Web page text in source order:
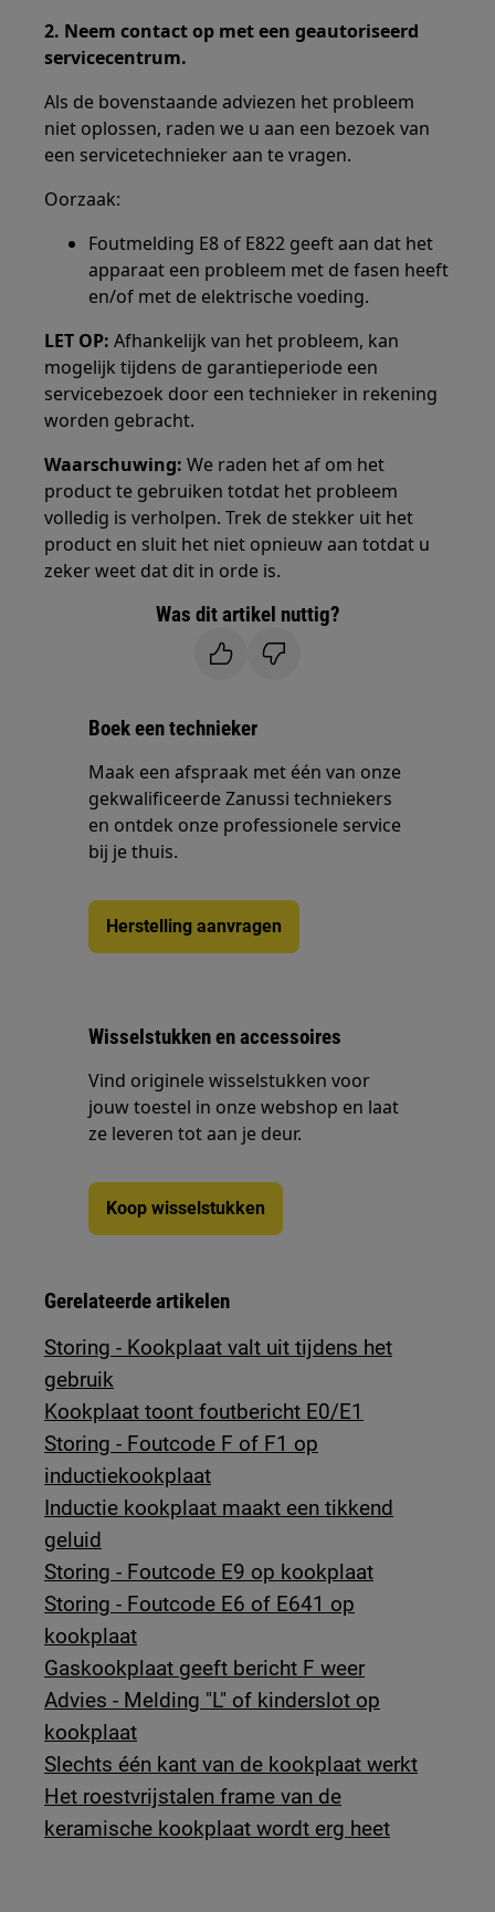
2. Neem contact op met een geautoriseerd
servicecentrum.
Als de bovenstaande adviezen het probleem
niet oplossen, raden we u aan een bezoek van
een servicetechnieker aan te vragen.
Oorzaak:
Foutmelding E8 of E822 geeft aan dat het
apparaat een probleem met de fasen heeft
en/of met de elektrische voeding.
LET OP: Afhankelijk van het probleem, kan
mogelijk tijdens de garantieperiode een
servicebezoek door een technieker in rekening
worden gebracht.
Waarschuwing: We raden het af om het
product te gebruiken totdat het probleem
volledig is verholpen. Trek de stekker uit het
product en sluit het niet opnieuw aan totdat u
zeker weet dat dit in orde is.
Was dit artikel nuttig?
Boek een technieker
Maak een afspraak met één van onze
gekwalificeerde Zanussi techniekers
en ontdek onze professionele service
bij je thuis.
Herstelling aanvragen
Wisselstukken en accessoires
Vind originele wisselstukken voor
jouw toestel in onze webshop en laat
ze leveren tot aan je deur.
Koop wisselstukken
Gerelateerde artikelen
Storing - Kookplaat valt uit tijdens het
gebruik
Kookplaat toont foutbericht E0/E1
Storing - Foutcode F of F1 op
inductiekookplaat
Inductie kookplaat maakt een tikkend
geluid
Storing - Foutcode E9 op kookplaat
Storing - Foutcode E6 of E641 op
kookplaat
Gaskookplaat geeft bericht F weer
Advies - Melding "L" of kinderslot op
kookplaat
Slechts één kant van de kookplaat werkt
Het roestvrijstalen frame van de
keramische kookplaat wordt erg heet